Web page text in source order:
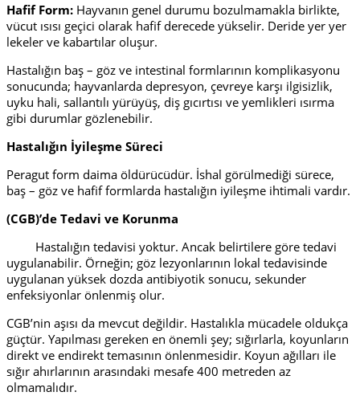
Hafif Form: Hayvanın genel durumu bozulmamakla birlikte,
vücut ısısı geçici olarak hafif derecede yükselir. Deride yer yer
lekeler ve kabartılar oluşur.
Hastalığın baş – göz ve intestinal formlarının komplikasyonu
sonucunda; hayvanlarda depresyon, çevreye karşı ilgisizlik,
uyku hali, sallantılı yürüyüş, diş gıcırtısı ve yemlikleri ısırma
gibi durumlar gözlenebilir.
Hastalığın İyileşme Süreci
Peragut form daima öldürücüdür. İshal görülmediği sürece,
baş – göz ve hafif formlarda hastalığın iyileşme ihtimali vardır.
(CGB)’de Tedavi ve Korunma
Hastalığın tedavisi yoktur. Ancak belirtilere göre tedavi
uygulanabilir. Örneğin; göz lezyonlarının lokal tedavisinde
uygulanan yüksek dozda antibiyotik sonucu, sekunder
enfeksiyonlar önlenmiş olur.
CGB’nin aşısı da mevcut değildir. Hastalıkla mücadele oldukça
güçtür. Yapılması gereken en önemli şey; sığırlarla, koyunların
direkt ve endirekt temasının önlenmesidir. Koyun ağılları ile
sığır ahırlarının arasındaki mesafe 400 metreden az
olmamalıdır.